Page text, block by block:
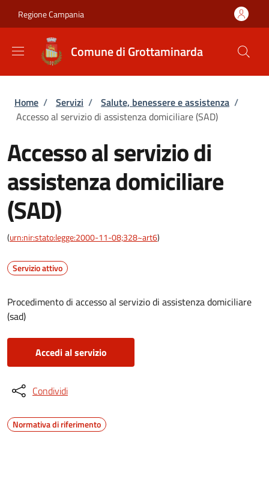
Regione Campania
Comune di Grottaminarda
Briciole di pane
Home / Servizi / Salute, benessere e assistenza /
Accesso al servizio di assistenza domiciliare (SAD)
Accesso al servizio di
assistenza domiciliare
(SAD)
(urn:nir:stato:legge:2000-11-08;328~art6)
Servizio attivo
Procedimento di accesso al servizio di assistenza domiciliare
(sad)
Accedi al servizio
Condividi
Normativa di riferimento